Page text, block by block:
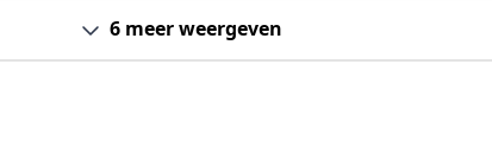
6 meer weergeven